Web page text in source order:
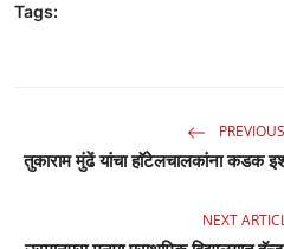
Tags:
तुकाराम मुंढें यांचा हाॅटेलचालकांना कडक
NEXT